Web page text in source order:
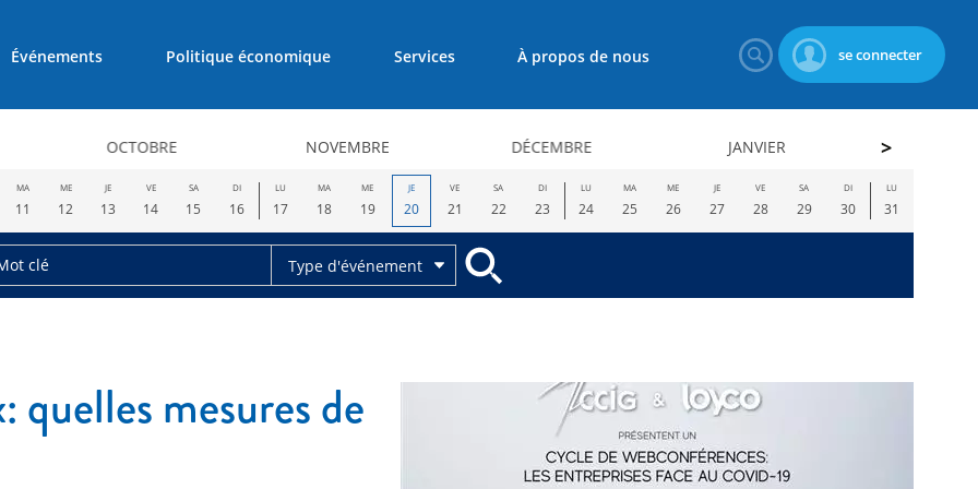
se connecter
Événements Politique économique Services À propos de nous
OCTOBRE NOVEMBRE DÉCEMBRE JANVIER
MA
11
ME
12
JE
13
VE
14
SA
15
DI
16
LU
17
MA
18
ME
19
JE
20
VE
21
SA
22
DI
23
LU
24
MA
25
ME
26
JE
27
VE
28
SA
29
DI
30
LU
31
Type d'événement
quelles mesures de